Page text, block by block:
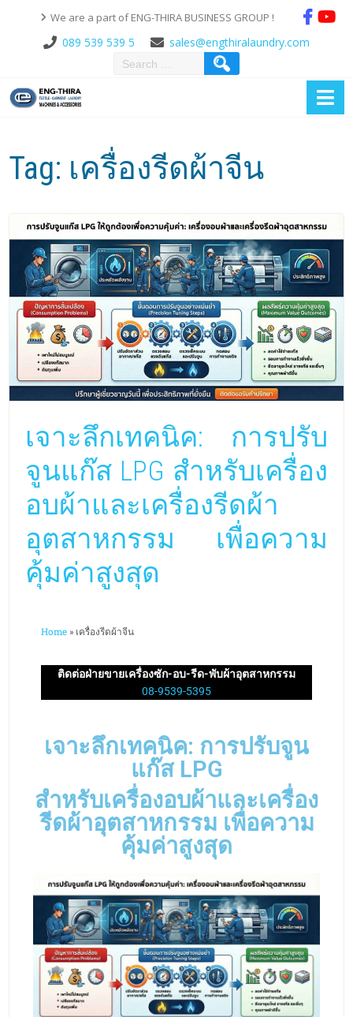
We are a part of ENG-THIRA BUSINESS GROUP !
089 539 539 5 sales@engthiralaundry.com
Tag: เครื่องรีดผ้าจีน
เจาะลึกเทคนิค: การปรับ
จูนแก๊ส LPG สำหรับเครื่อง
อบผ้าและเครื่องรีดผ้า
อุตสาหกรรม เพื่อความ
คุ้มค่าสูงสุด
Home » เครื่องรีดผ้าจีน
ติดต่อฝ่ายขายเครื่องซัก-อบ-รีด-พับผ้าอุตสาหกรรม
08-9539-5395
เจาะลึกเทคนิค: การปรับจูน
แก๊ส LPG
สำหรับเครื่องอบผ้าและเครื่อง
รีดผ้าอุตสาหกรรม เพื่อความ
คุ้มค่าสูงสุด